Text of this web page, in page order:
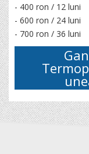
- 400 ron / 12 luni
- 600 ron / 24 luni
- 700 ron / 36 luni